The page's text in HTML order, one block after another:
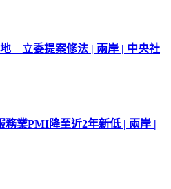
立委提案修法 | 兩岸 | 中央社
業PMI降至近2年新低 | 兩岸 |